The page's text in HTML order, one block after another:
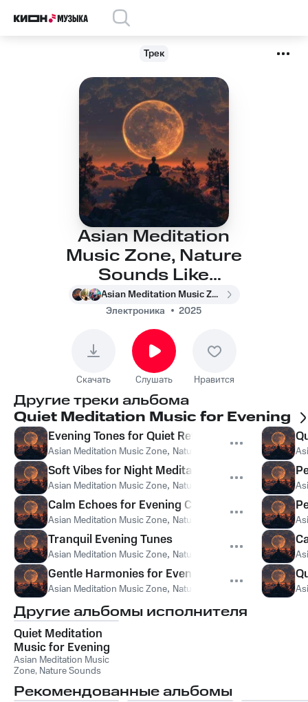
Трек
Asian Meditation
Music Zone, Nature
Sounds Like
Freedom, The Sound
Of The Jungle -
Peaceful Rhythms for
Evening Serenity
Asian Meditation Music Zone, Nature Sounds Like Freedom, The Sound Of The Jungle
Электроника
2025
Скачать Слушать Нравится
Другие треки альбома
Quiet Meditation Music for Evening
Evening Tones for Quiet Reflection
Asian Meditation Music Zone, Nature Sounds Like Freedom,
Soft Vibes for Night Meditation
Asian Meditation Music Zone, Nature Sounds Like Freedom,
Calm Echoes for Evening Calm
Asian Meditation Music Zone, Nature Sounds Like Freedom,
Tranquil Evening Tunes
Asian Meditation Music Zone, Nature Sounds Like Freedom,
Gentle Harmonies for Evening Peace
Asian Meditation Music Zone, Nature Sounds Like Freedom,
Другие альбомы исполнителя
Quiet Meditation
Music for Evening
Asian Meditation Music
Zone, Nature Sounds
Of The Jungle
Рекомендованные альбомы